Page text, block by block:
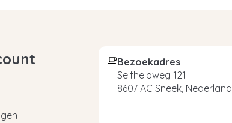
Bezoekadres
Selfhelpweg 121
8607 AC Sneek, Nederland